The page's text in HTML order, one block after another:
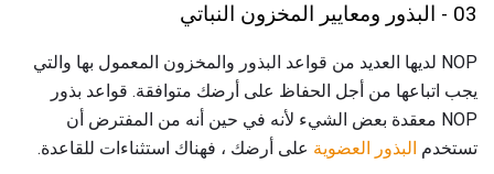
03 - البذور ومعايير المخزون النباتي
NOP لديها العديد من قواعد البذور والمخزون المعمول بها والتي
يجب اتباعها من أجل الحفاظ على أرضك متوافقة. قواعد بذور
NOP معقدة بعض الشيء لأنه في حين أنه من المفترض أن
تستخدم البذور العضوية على أرضك ، فهناك استثناءات للقاعدة.